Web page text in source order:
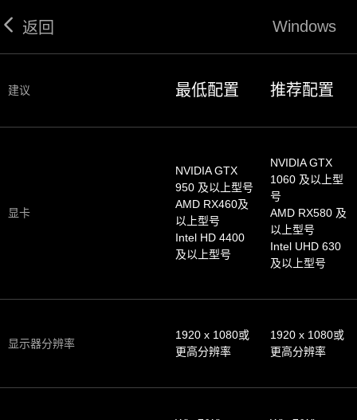
返回 Windows
建议 最低配置 推荐配置
显卡
NVIDIA GTX
950 及以上型号
AMD RX460及
以上型号
Intel HD 4400
及以上型号
NVIDIA GTX
1060 及以上型
号
AMD RX580 及
以上型号
Intel UHD 630
及以上型号
显示器分辨率
1920 x 1080或
更高分辨率
1920 x 1080或
更高分辨率